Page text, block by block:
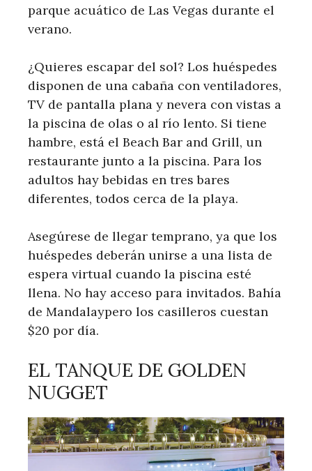
parque acuático de Las Vegas durante el
verano.
¿Quieres escapar del sol? Los huéspedes
disponen de una cabaña con ventiladores,
TV de pantalla plana y nevera con vistas a
la piscina de olas o al río lento. Si tiene
hambre, está el Beach Bar and Grill, un
restaurante junto a la piscina. Para los
adultos hay bebidas en tres bares
diferentes, todos cerca de la playa.
Asegúrese de llegar temprano, ya que los
huéspedes deberán unirse a una lista de
espera virtual cuando la piscina esté
llena. No hay acceso para invitados. Bahía
de Mandalaypero los casilleros cuestan
$20 por día.
EL TANQUE DE GOLDEN
NUGGET